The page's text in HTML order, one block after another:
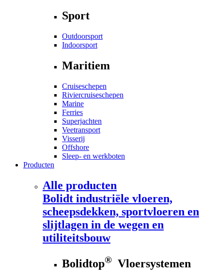
Sport
Outdoorsport
Indoorsport
Maritiem
Cruiseschepen
Riviercruiseschepen
Marine
Ferries
Superjachten
Veetransport
Visserij
Offshore
Sleep- en werkboten
Producten
Alle producten
Bolidt industriële vloeren,
scheepsdekken, sportvloeren en
slijtlagen in de wegen en
utiliteitsbouw
Bolidtop® Vloersystemen